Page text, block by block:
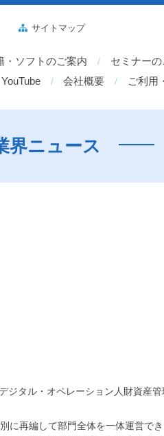
・ソフトのご案内 セミナー
YouTube 会社概要 ご利用
サイトマップ
界ニュース
タル・オペレーション人財資産
再編して部門全体を一体運営で